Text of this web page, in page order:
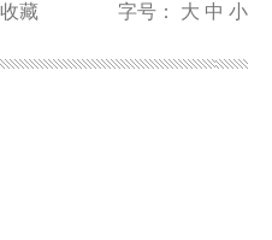
字号： 大 中 小
收藏